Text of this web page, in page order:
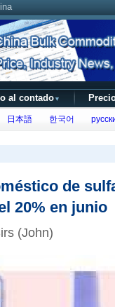
al contado▼
日本語 한국어
de
20% en junio
(John)